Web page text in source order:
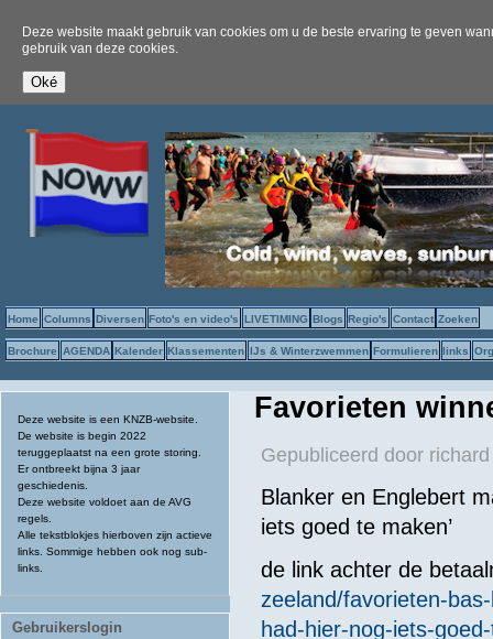
Deze website maakt gebruik van cookies om u de beste ervaring te geven
gebruik van deze cookies.
Home Columns Diversen Foto's en video's LIVETIMING Blogs Regio's Contact Zoeken
Brochure AGENDA Kalender Klassementen IJs & Winterzwemmen Formulieren links
Deze website is een KNZB-website.
De website is begin 2022
teruggeplaatst na een grote storing.
Er ontbreekt bijna 3 jaar
geschiedenis.
Deze website voldoet aan de AVG
regels.
Alle tekstblokjes hierboven zijn actieve
links. Sommige hebben ook nog sub-
links.
Gebruikerslogin
Favorieten
Gepubliceerd door
Blanker en Englebert
iets goed te maken’
de link achter de
zeeland/favorieten-
had-hier-nog-iets-